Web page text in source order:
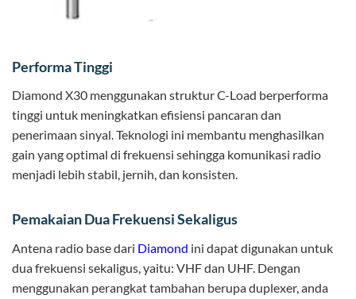
Performa Tinggi
Diamond X30 menggunakan struktur C-Load berperforma
tinggi untuk meningkatkan efisiensi pancaran dan
penerimaan sinyal. Teknologi ini membantu menghasilkan
gain yang optimal di frekuensi sehingga komunikasi radio
menjadi lebih stabil, jernih, dan konsisten.
Pemakaian Dua Frekuensi Sekaligus
Antena radio base dari Diamond ini dapat digunakan untuk
dua frekuensi sekaligus, yaitu: VHF dan UHF. Dengan
menggunakan perangkat tambahan berupa duplexer, anda